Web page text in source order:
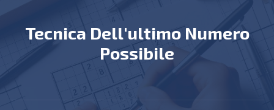
Tecnica Dell'ultimo Numero
Possibile